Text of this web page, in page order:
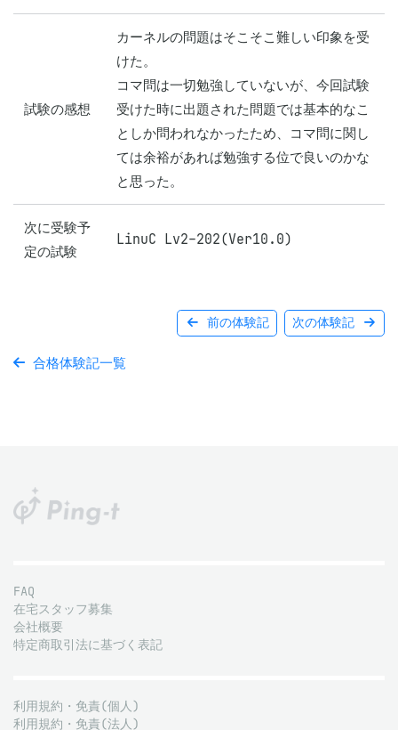
試験の感想
カーネルの問題はそこそこ難しい印象を受
けた。
コマ問は一切勉強していないが、今回試験
受けた時に出題された問題では基本的なこ
としか問われなかったため、コマ問に関し
ては余裕があれば勉強する位で良いのかな
と思った。
次に受験予
定の試験
LinuC Lv2-202(Ver10.0)
前の体験記 次の体験記
合格体験記一覧
FAQ
在宅スタッフ募集
会社概要
特定商取引法に基づく表記
利用規約・免責(個人)
利用規約・免責(法人)